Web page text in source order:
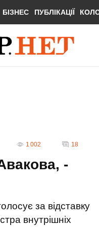
БІЗНЕС ПУБЛІКАЦІЇ
1 002 18
-
за відставку
внутрішніх